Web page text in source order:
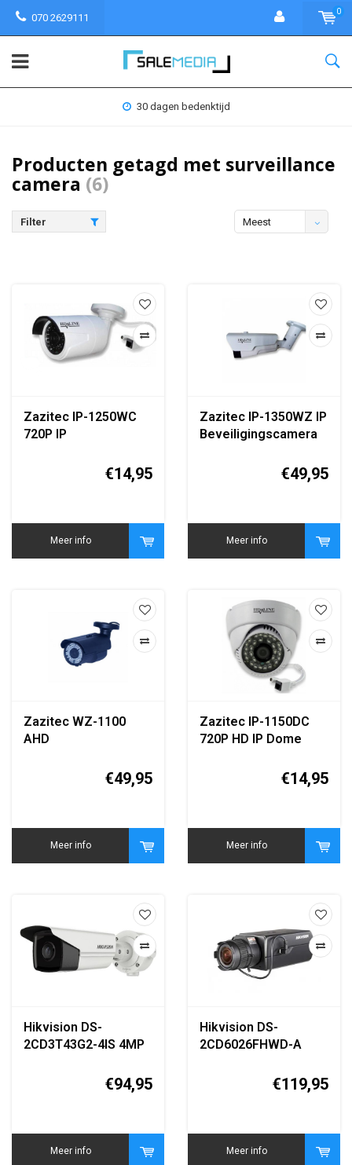
070 2629111
0
30 dagen bedenktijd
Producten getagd met surveillance
camera (6)
Filter
Meest
Zazitec IP-1250WC
720P IP
€14,95
Meer info
Zazitec IP-1350WZ IP
Beveiligingscamera
€49,95
Meer info
Zazitec WZ-1100
AHD
960P IR Nachtzicht
€49,95
Meer info
Zazitec IP-1150DC
720P HD IP Dome
€14,95
Meer info
Hikvision DS-
2CD3T43G2-4IS 4MP
€94,95
Meer info
Hikvision DS-
2CD6026FHWD-A
€119,95
Meer info